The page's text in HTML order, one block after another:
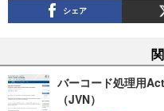
シェア
バーコード処理用
（JVN）